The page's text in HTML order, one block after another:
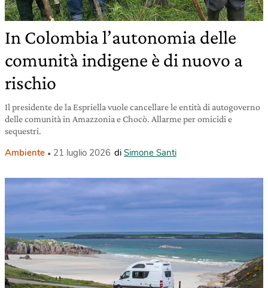
In Colombia l’autonomia delle
comunità indigene è di nuovo a
rischio
Il presidente de la Espriella vuole cancellare le entità di autogoverno
delle comunità in Amazzonia e Chocò. Allarme per omicidi e
sequestri.
Ambiente 21 luglio 2026 di Simone Santi